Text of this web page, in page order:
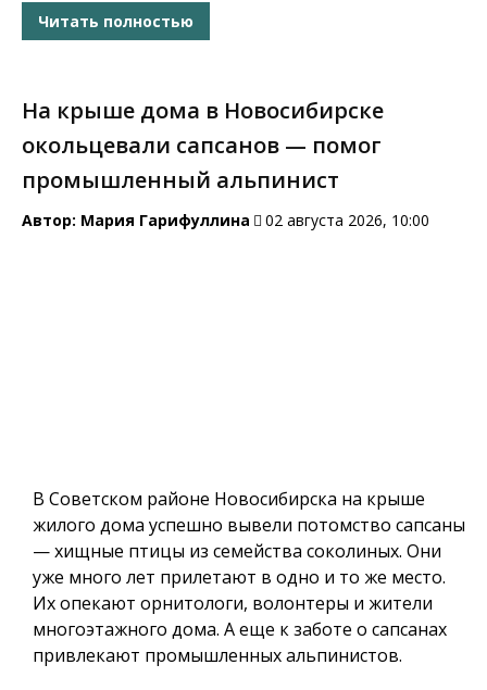
Читать полностью
На крыше дома в Новосибирске
окольцевали сапсанов — помог
промышленный альпинист
Автор: Мария Гарифуллина 02 августа 2026, 10:00
В Советском районе Новосибирска на крыше
жилого дома успешно вывели потомство сапсаны
— хищные птицы из семейства соколиных. Они
уже много лет прилетают в одно и то же место.
Их опекают орнитологи, волонтеры и жители
многоэтажного дома. А еще к заботе о сапсанах
привлекают промышленных альпинистов.